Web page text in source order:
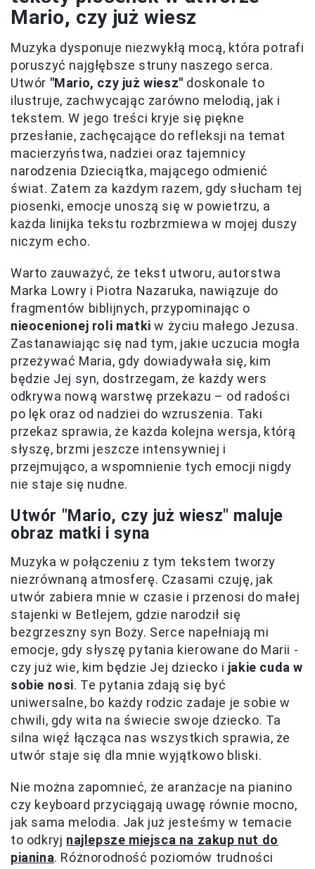
Mario, czy już wiesz
Muzyka dysponuje niezwykłą mocą, która potrafi
poruszyć najgłębsze struny naszego serca.
Utwór "Mario, czy już wiesz" doskonale to
ilustruje, zachwycając zarówno melodią, jak i
tekstem. W jego treści kryje się piękne
przesłanie, zachęcające do refleksji na temat
macierzyństwa, nadziei oraz tajemnicy
narodzenia Dzieciątka, mającego odmienić
świat. Zatem za każdym razem, gdy słucham tej
piosenki, emocje unoszą się w powietrzu, a
każda linijka tekstu rozbrzmiewa w mojej duszy
niczym echo.
Warto zauważyć, że tekst utworu, autorstwa
Marka Lowry i Piotra Nazaruka, nawiązuje do
fragmentów biblijnych, przypominając o
nieocenionej roli matki w życiu małego Jezusa.
Zastanawiając się nad tym, jakie uczucia mogła
przeżywać Maria, gdy dowiadywała się, kim
będzie Jej syn, dostrzegam, że każdy wers
odkrywa nową warstwę przekazu – od radości
po lęk oraz od nadziei do wzruszenia. Taki
przekaz sprawia, że każda kolejna wersja, którą
słyszę, brzmi jeszcze intensywniej i
przejmująco, a wspomnienie tych emocji nigdy
nie staje się nudne.
Utwór "Mario, czy już wiesz" maluje
obraz matki i syna
Muzyka w połączeniu z tym tekstem tworzy
niezrównaną atmosferę. Czasami czuję, jak
utwór zabiera mnie w czasie i przenosi do małej
stajenki w Betlejem, gdzie narodził się
bezgrzeszny syn Boży. Serce napełniają mi
emocje, gdy słyszę pytania kierowane do Marii -
czy już wie, kim będzie Jej dziecko i jakie cuda w
sobie nosi. Te pytania zdają się być
uniwersalne, bo każdy rodzic zadaje je sobie w
chwili, gdy wita na świecie swoje dziecko. Ta
silna więź łącząca nas wszystkich sprawia, że
utwór staje się dla mnie wyjątkowo bliski.
Nie można zapomnieć, że aranżacje na pianino
czy keyboard przyciągają uwagę równie mocno,
jak sama melodia. Jak już jesteśmy w temacie
to odkryj najlepsze miejsca na zakup nut do
pianina. Różnorodność poziomów trudności